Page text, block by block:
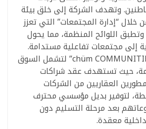
وتهدف الشركة إلى خلق بيئة
“إدارة المجتمعات” التي تعزز
وتطبق اللوائح المنظمة، مما يحول
إلى مجتمعات تفاعلية مستدامة.
وتمتد خدمات “chüm COMMUNITIES” لتشمل السوق
حيث تستهدف عقد شراكات
العقاريين من الشركات
لتوفير بديل مؤسسي محترف
بعد مرحلة التسليم دون
معقدة.